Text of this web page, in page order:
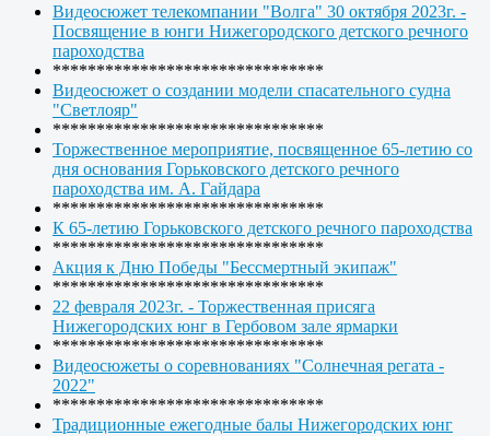
Видеосюжет телекомпании "Волга" 30 октября 2023г. -
Посвящение в юнги Нижегородского детского речного
пароходства
*******************************
Видеосюжет о создании модели спасательного судна
"Светлояр"
*******************************
Торжественное мероприятие, посвященное 65-летию со
дня основания Горьковского детского речного
пароходства им. А. Гайдара
*******************************
К 65-летию Горьковского детского речного пароходства
*******************************
Акция к Дню Победы "Бессмертный экипаж"
*******************************
22 февраля 2023г. - Торжественная присяга
Нижегородских юнг в Гербовом зале ярмарки
*******************************
Видеосюжеты о соревнованиях "Солнечная регата -
2022"
*******************************
Традиционные ежегодные балы Нижегородских юнг